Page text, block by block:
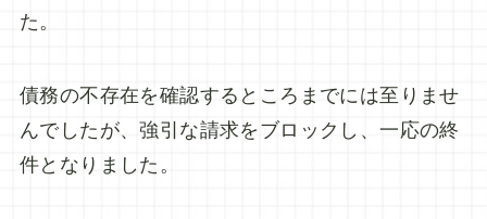
た。
債務の不存在を確認するところまでには至りませ
んでしたが、強引な請求をブロックし、一応の終
件となりました。